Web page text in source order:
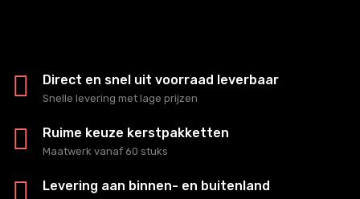
Direct en snel uit voorraad leverbaar
Snelle levering met lage prijzen
Ruime keuze kerstpakketten
Maatwerk vanaf 60 stuks
Levering aan binnen- en buitenland